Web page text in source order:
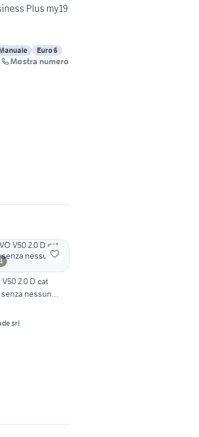
Plus my19
Euro 6
Mostra numero
V50 2.0 D cat
nessun
srl